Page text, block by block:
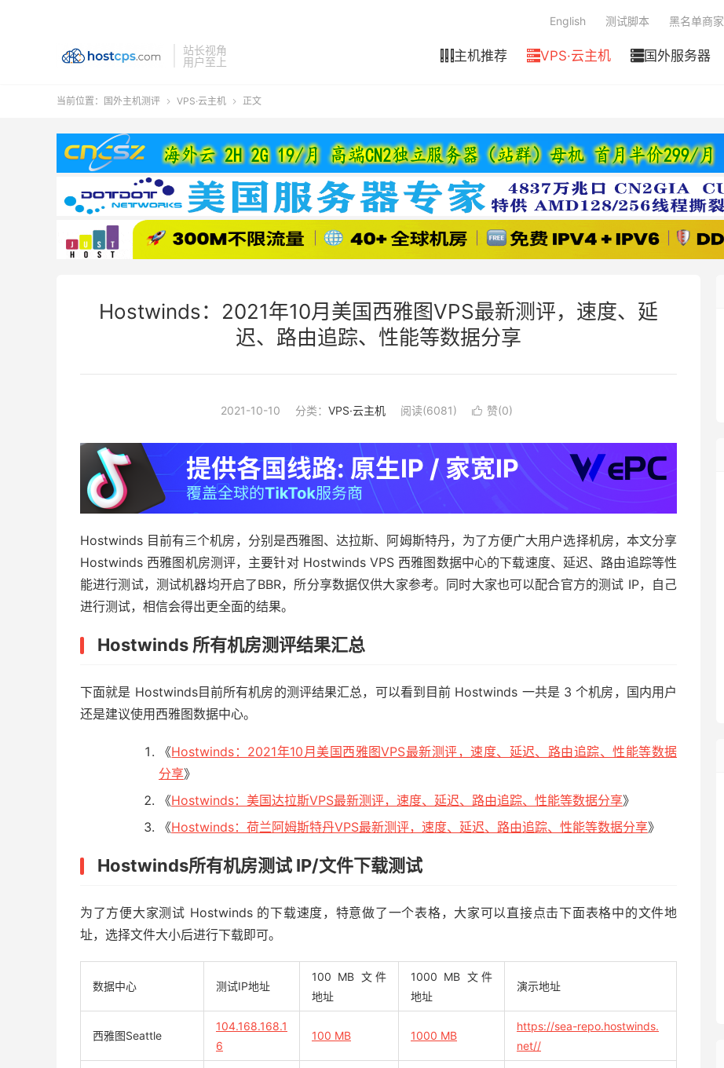
站长视角
用户至上
主机推荐 VPS·云主机 国外服务器
English 测试脚本 黑名单商家
当前位置： 国外主机测评  VPS·云主机  正文
Hostwinds：2021年10月美国西雅图VPS最新测评，速度、延
迟、路由追踪、性能等数据分享
2021-10-10 分类： VPS·云主机 阅读(6081)  赞(0)
Hostwinds 目前有三个机房，分别是西雅图、达拉斯、阿姆斯特丹，为了方便广大用户选择机房，本文分享
Hostwinds 西雅图机房测评，主要针对 Hostwinds VPS 西雅图数据中心的下载速度、延迟、路由追踪等性
能进行测试，测试机器均开启了BBR，所分享数据仅供大家参考。同时大家也可以配合官方的测试 IP，自己
进行测试，相信会得出更全面的结果。
Hostwinds 所有机房测评结果汇总
下面就是 Hostwinds目前所有机房的测评结果汇总，可以看到目前 Hostwinds 一共是 3 个机房，国内用户
还是建议使用西雅图数据中心。
《Hostwinds：2021年10月美国西雅图VPS最新测评，速度、延迟、路由追踪、性能等数据
分享》
《Hostwinds：美国达拉斯VPS最新测评，速度、延迟、路由追踪、性能等数据分享》
《Hostwinds：荷兰阿姆斯特丹VPS最新测评，速度、延迟、路由追踪、性能等数据分享》
Hostwinds所有机房测试 IP/文件下载测试
为了方便大家测试 Hostwinds 的下载速度，特意做了一个表格，大家可以直接点击下面表格中的文件地
址，选择文件大小后进行下载即可。
数据中心 测试IP地址
100 MB 文件
地址
1000 MB 文件
地址
演示地址
西雅图Seattle
104.168.168.1
6
100 MB 1000 MB
https://sea-repo.hostwinds.
net//